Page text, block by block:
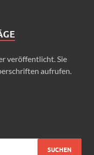
veröffentlicht. Sie
aufrufen.